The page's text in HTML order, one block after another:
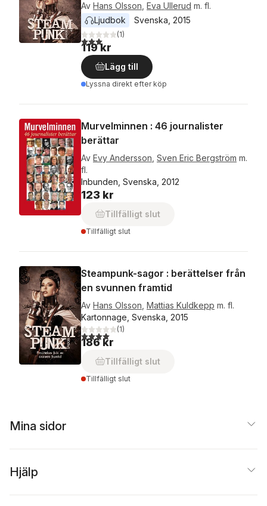
Av Hans Olsson Eva Ullerud m. fl.
Ljudbok
Svenska 2015
3,0utav 5 stjärnor. Totalt antal röster:
(1)
119 kr
Lägg till
Lyssna direkt efter köp
Murvelminnen : 46 journalister
berättar
Av Evy Andersson Sven Eric Bergström m.
fl.
Inbunden, Svenska, 2012
123 kr
Tillfälligt slut
Tillfälligt slut
Steampunk-sagor : berättelser från
en svunnen framtid
Av Hans Olsson Mattias Kuldkepp m. fl.
Kartonnage, Svenska, 2015
4,0utav 5 stjärnor. Totalt antal röster:
(1)
186 kr
Tillfälligt slut
Tillfälligt slut
Mina sidor
Hjälp